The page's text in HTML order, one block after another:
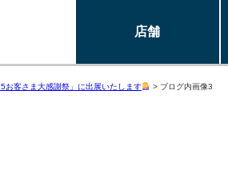
店舗
お客さま大感謝祭」に出展いたします > ブログ内画像3